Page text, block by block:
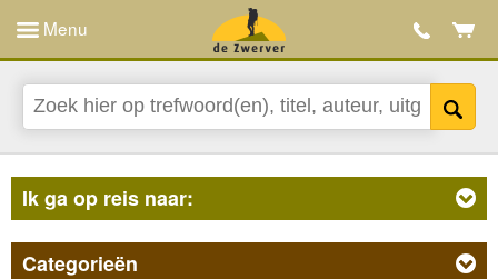
Menu
Ik ga op reis naar:
Categorieën